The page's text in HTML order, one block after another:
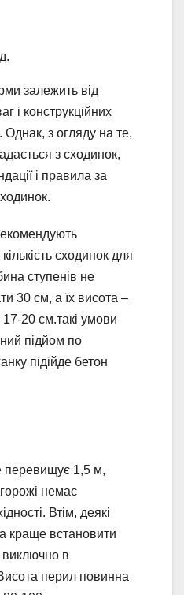
залежить від
і конструкційних
Однак, з огляду на те,
з сходинок,
і правила за
сходинок для
ступенів не
30 см, а їх висота –
20 см.такі умови
підйом по
підійде бетон
перевищує 1,5 м,
немає
Втім, деякі
краще встановити
виключно в
перил повинна